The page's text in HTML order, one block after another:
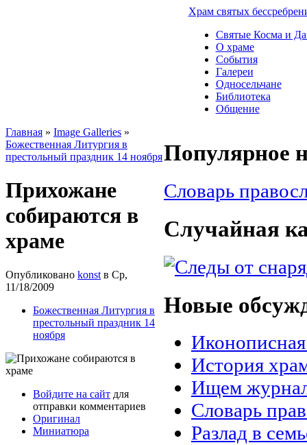
Храм святых
Святые Косма и
О храме
События
Галереи
Односельчане
Библиотека
Общение
Главная » Image Galleries »
Божественная Литургия в
престольный праздник 14 ноября
Прихожане
собираются в
храме
Опубликовано konst в Ср,
11/18/2009
Божественная Литургия в
престольный праздник 14
ноября
Войдите на сайт для
отправки комментариев
Оригинал
Миниатюра
Популярное
Словарь
Случайная
Новые
История
Ищем
Словарь
Разлад в